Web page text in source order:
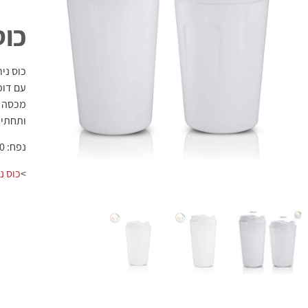
כוס
עם
מכסה
נפח: 380 מ"ל, 510 מ"ל
>כוס